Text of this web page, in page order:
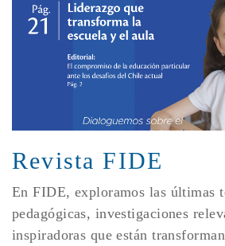
Revista FIDE
En FIDE, exploramos las últimas
pedagógicas, investigaciones
inspiradoras que están